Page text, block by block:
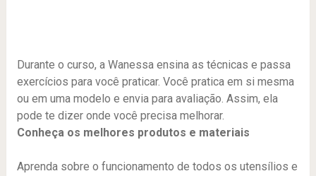
Durante o curso, a Wanessa ensina as técnicas e passa
exercícios para você praticar. Você pratica em si mesma
ou em uma modelo e envia para avaliação. Assim, ela
pode te dizer onde você precisa melhorar.
Conheça os melhores produtos e materiais
Aprenda sobre o funcionamento de todos os utensílios e